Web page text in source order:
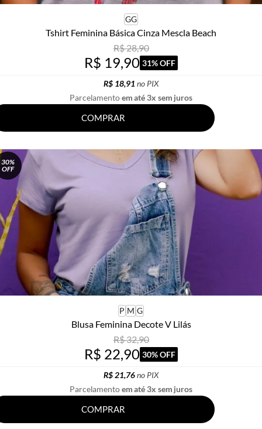
GG
Tshirt Feminina Básica Cinza Mescla Beach
R$ 28,90
R$ 19,90 31% OFF
R$ 18,91 no PIX
Parcelamentoem até 3x sem juros
COMPRAR
30%
OFF
P M G
Blusa Feminina Decote V Lilás
R$ 32,90
R$ 22,90 30% OFF
R$ 21,76no PIX
Parcelamentoem até 3x sem juros
COMPRAR